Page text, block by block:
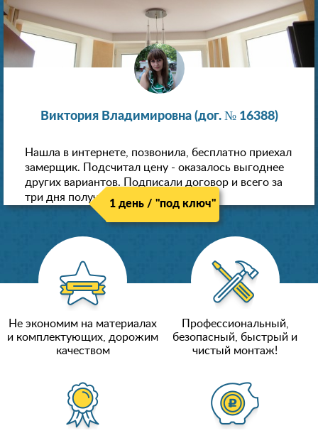
Виктория Владимировна (дог. № 16388)
Нашла в интернете, позвонила, бесплатно приехал
замерщик. Подсчитал цену - оказалось выгоднее
других вариантов. Подписали договор и всего за
три дня получили новые потолки!
1 день / "под ключ"
Не экономим на материалах
и комплектующих, дорожим
качеством
Профессиональный,
безопасный, быстрый и
чистый монтаж!